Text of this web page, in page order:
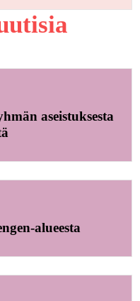
aseistuksesta
alueesta